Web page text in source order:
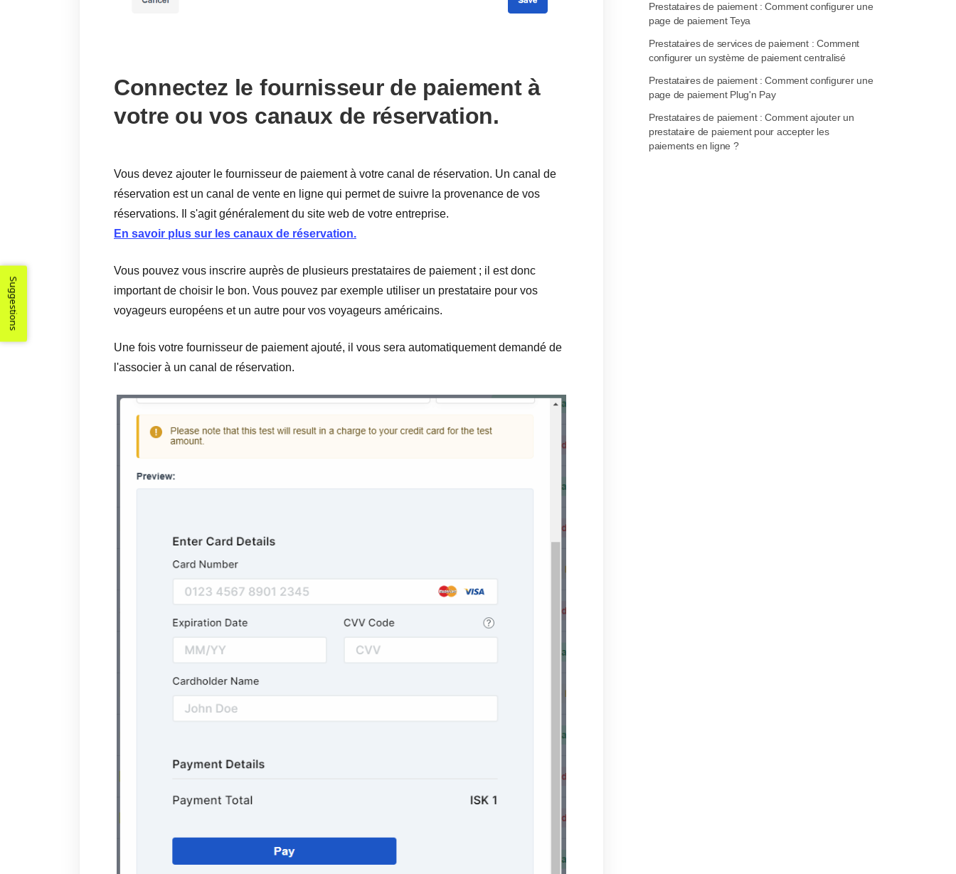
Connectez le fournisseur de paiement à
votre ou vos canaux de réservation.
Vous devez ajouter le fournisseur de paiement à votre canal de réservation. Un canal de
réservation est un canal de vente en ligne qui permet de suivre la provenance de vos
réservations. Il s'agit généralement du site web de votre entreprise.
En savoir plus sur les canaux de réservation.
Vous pouvez vous inscrire auprès de plusieurs prestataires de paiement ; il est donc
important de choisir le bon. Vous pouvez par exemple utiliser un prestataire pour vos
voyageurs européens et un autre pour vos voyageurs américains.
Une fois votre fournisseur de paiement ajouté, il vous sera automatiquement demandé de
l'associer à un canal de réservation.
Prestataires de paiement : Comment configurer une
page de paiement Teya
Prestataires de services de paiement : Comment
configurer un système de paiement centralisé
Prestataires de paiement : Comment configurer une
page de paiement Plug'n Pay
Prestataires de paiement : Comment ajouter un
prestataire de paiement pour accepter les
paiements en ligne ?
Suggestions